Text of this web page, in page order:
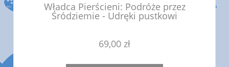
Władca Pierścieni: Podróże przez
Śródziemie - Udręki pustkowi
69,00 zł